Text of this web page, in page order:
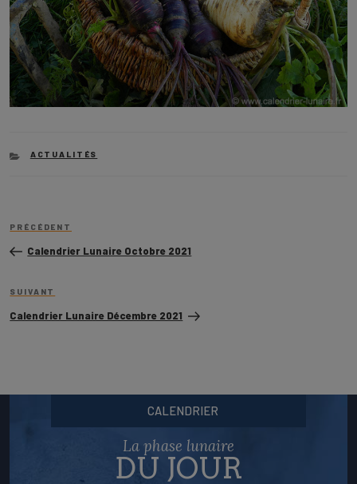
CATEGORIES
ACTUALITÉS
de
l’article
Article
PRÉCÉDENT
Calendrier Lunaire Octobre 2021
Article
SUIVANT
Calendrier Lunaire Décembre 2021
CALENDRIER
La phase lunaire
DU JOUR